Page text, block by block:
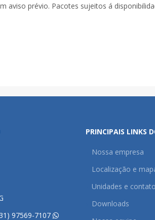
aviso prévio. Pacotes sujeitos á
97569-7107
PRINCIPAIS LINKS
Nossa empresa
Localização e
Unidades e
Downloads